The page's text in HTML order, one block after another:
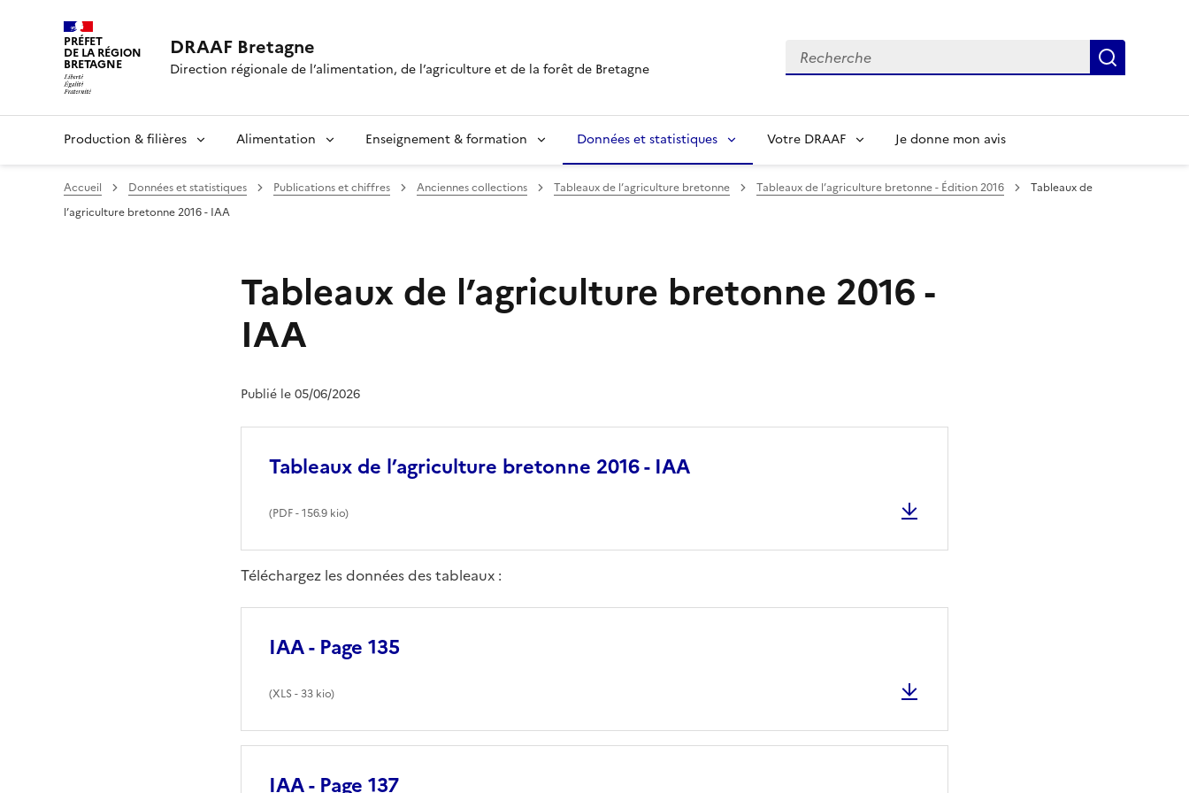
PRÉFET
DE LA RÉGION
BRETAGNE
DRAAF Bretagne
Direction régionale de l’alimentation, de l’agriculture et de la forêt de Bretagne
Recherche
Production & filières Alimentation Enseignement & formation Données et statistiques Votre DRAAF Je donne mon avis
Accueil Données et statistiques Publications et chiffres Anciennes collections Tableaux de l’agriculture bretonne Tableaux de l’agriculture bretonne - Édition 2016
Tableaux de
l’agriculture bretonne 2016 - IAA
Tableaux de l’agriculture bretonne 2016 -
IAA
Publié le 05/06/2026
Tableaux de l’agriculture bretonne 2016 - IAA
(PDF- 156.9 kio)
Téléchargez les données des tableaux :
IAA - Page 135
(XLS - 33 kio)
IAA - Page 137